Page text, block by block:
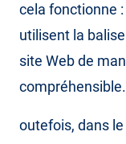
cela fonctionne
utilisent la
site Web de
compréhensible.
outefois, dans